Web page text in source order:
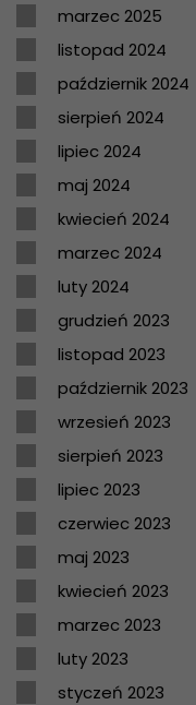
marzec 2025
listopad 2024
październik 2024
sierpień 2024
lipiec 2024
maj 2024
kwiecień 2024
marzec 2024
luty 2024
grudzień 2023
listopad 2023
październik 2023
wrzesień 2023
sierpień 2023
lipiec 2023
czerwiec 2023
maj 2023
kwiecień 2023
marzec 2023
luty 2023
styczeń 2023